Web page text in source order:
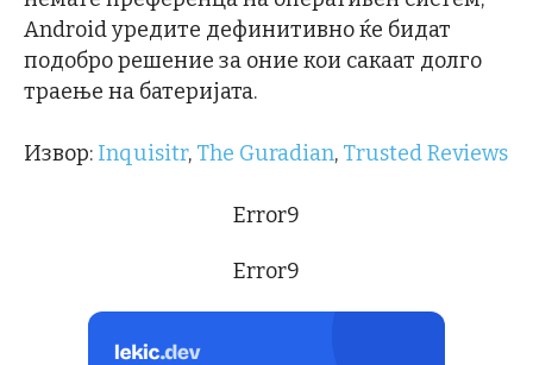
Android уредите дефинитивно ќе бидат
подобро решение за оние кои сакаат долго
траење на батеријата.
Извор: Inquisitr, The Guradian, Trusted Reviews
Error9
Error9